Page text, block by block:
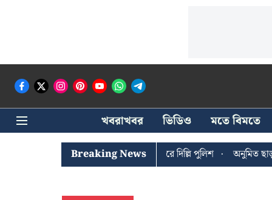
খবরাখবর ভিডিও মতে বিমতে
Breaking News
ঐশী ঘোষের খোঁজে সিপিআইএম সদর দপ্তরে দিল্লি পুলিশ অনুমিত ছাড়া